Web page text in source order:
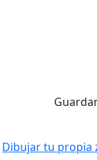
Dibujar tu propia